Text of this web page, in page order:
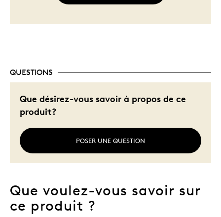
QUESTIONS
Que désirez-vous savoir à propos de ce
produit?
POSER UNE QUESTION
Que voulez-vous savoir sur
ce produit ?